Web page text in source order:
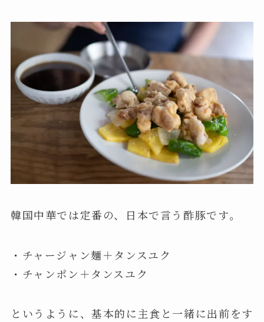
韓国中華では定番の、日本で言う酢豚です。
・チャージャン麺＋タンスユク
・チャンポン＋タンスユク
というように、基本的に主食と一緒に出前をす